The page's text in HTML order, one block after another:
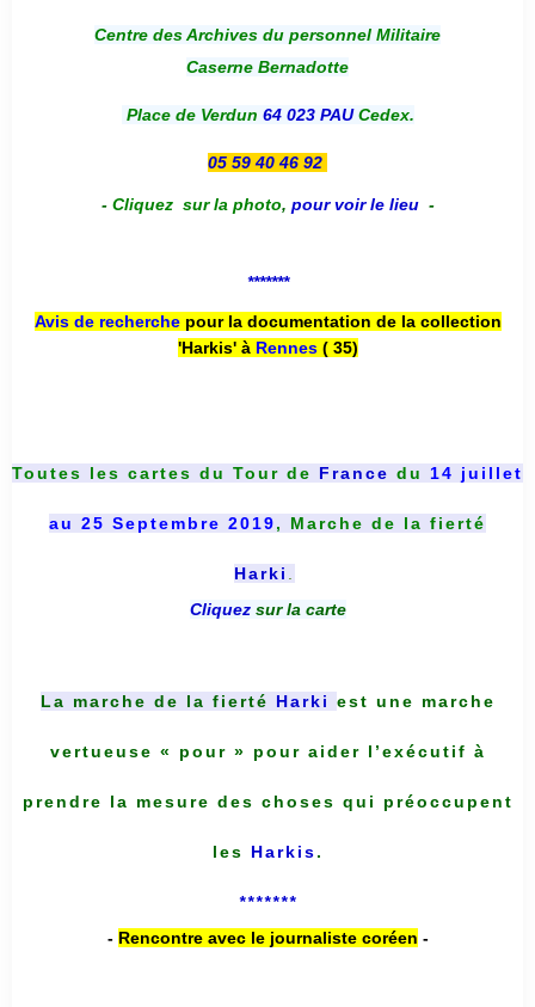
Centre des Archives du personnel Militaire
Caserne Bernadotte
Place de Verdun 64 023 PAUCedex.
05 59 40 46 92
- Cliquez sur la photo, pour voir le lieu -
*******
Avis de recherche pour la documentation de la collection
'Harkis' à Rennes( 35)
Toutes les cartes du Tour de France du 14 juillet
au 25 Septembre 2019, Marche de la fierté
Harki
Cliquez sur la carte
La marche de la fierté Harki est une marche
vertueuse « pour » pour aider l’exécutif à
prendre la mesure des choses qui préoccupent
les Harkis.
*******
- Rencontre avec le journaliste coréen -